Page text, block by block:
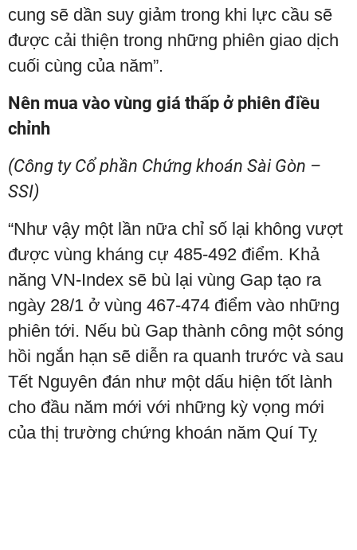
cung sẽ dần suy giảm trong khi lực cầu sẽ
được cải thiện trong những phiên giao dịch
cuối cùng của năm”.
Nên mua vào vùng giá thấp ở phiên điều
chỉnh
(Công ty Cổ phần Chứng khoán Sài Gòn –
SSI)
“Như vậy một lần nữa chỉ số lại không vượt
được vùng kháng cự 485-492 điểm. Khả
năng VN-Index sẽ bù lại vùng Gap tạo ra
ngày 28/1 ở vùng 467-474 điểm vào những
phiên tới. Nếu bù Gap thành công một sóng
hồi ngắn hạn sẽ diễn ra quanh trước và sau
Tết Nguyên đán như một dấu hiện tốt lành
cho đầu năm mới với những kỳ vọng mới
của thị trường chứng khoán năm Quí Tỵ